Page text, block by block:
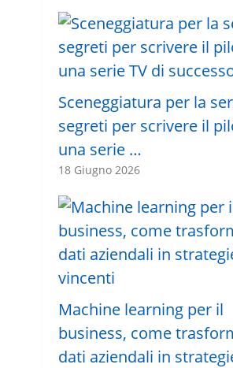
Sceneggiatura per la
segreti per scrivere il
una serie …
18 Giugno 2026
Machine learning per il
business, come
dati aziendali in